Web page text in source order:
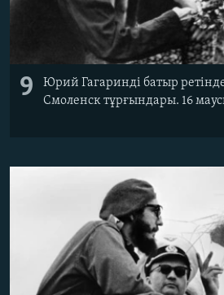
9
Юрий Гагаринді батыр
Смоленск тұрғындары. 16